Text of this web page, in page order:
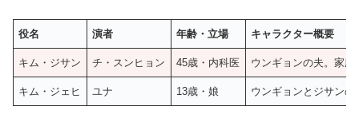
役名 演者 年齢・立場 キャラクター概要
キム・ジサン チ・スンヒョン 45歳・内科医 ウンギョンの夫。家
キム・ジェヒ ユナ 13歳・娘 ウンギョンとジサン